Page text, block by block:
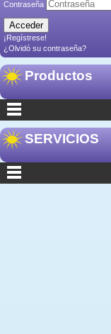
Contraseña
¡Regístrese!
¿Olvidó su contraseña?
Productos
SERVICIOS